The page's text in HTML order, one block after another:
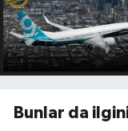
Bunlar da